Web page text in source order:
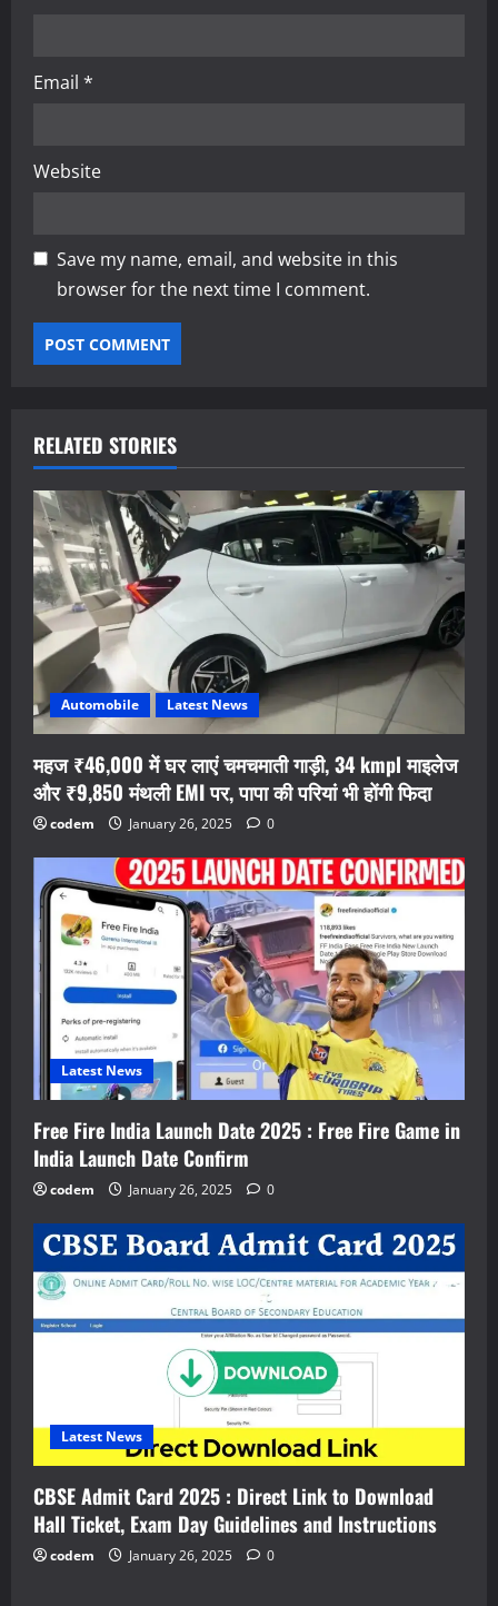
Email *
Website
Save my name, email, and website in this
browser for the next time I comment.
RELATED STORIES
Automobile Latest News
महज ₹46,000 में घर लाएं चमचमाती गाड़ी, 34 kmpl माइलेज
और ₹9,850 मंथली EMI पर, पापा की परियां भी होंगी फिदा
codem January 26, 2025 0
Latest News
Free Fire India Launch Date 2025 : Free Fire Game in
India Launch Date Confirm
codem January 26, 2025 0
Latest News
CBSE Admit Card 2025 : Direct Link to Download
Hall Ticket, Exam Day Guidelines and Instructions
codem January 26, 2025 0